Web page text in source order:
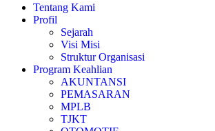
Tentang Kami
Profil
Sejarah
Visi Misi
Struktur Organisasi
Program Keahlian
AKUNTANSI
PEMASARAN
MPLB
TJKT